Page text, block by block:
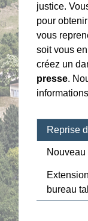
justice.
pour
vous
soit vous
créez un
presse.
Reprise
bureau